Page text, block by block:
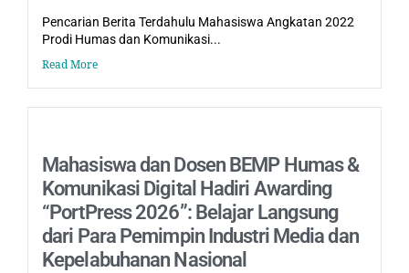
Pencarian Berita Terdahulu Mahasiswa Angkatan 2022
Prodi Humas dan Komunikasi...
Read More
Mahasiswa dan Dosen BEMP Humas &
Komunikasi Digital Hadiri Awarding
“PortPress 2026”: Belajar Langsung
dari Para Pemimpin Industri Media dan
Kepelabuhanan Nasional